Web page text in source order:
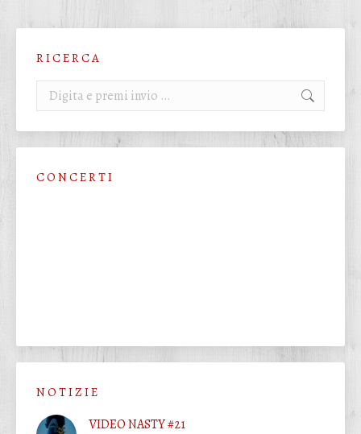
R I C E R C A
Cerca:
C O N C E R T I
N O T I Z I E
VIDEO NASTY #21